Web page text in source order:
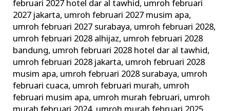
februari 2027 hotel dar al tawhid, umroh februari
2027 jakarta, umroh februari 2027 musim apa,
umroh februari 2027 surabaya, umroh februari 2028,
umroh februari 2028 alhijaz, umroh februari 2028
bandung, umroh februari 2028 hotel dar al tawhid,
umroh februari 2028 jakarta, umroh februari 2028
musim apa, umroh februari 2028 surabaya, umroh
februari cuaca, umroh februari murah, umroh
februari musim apa, umroh murah februari, umroh